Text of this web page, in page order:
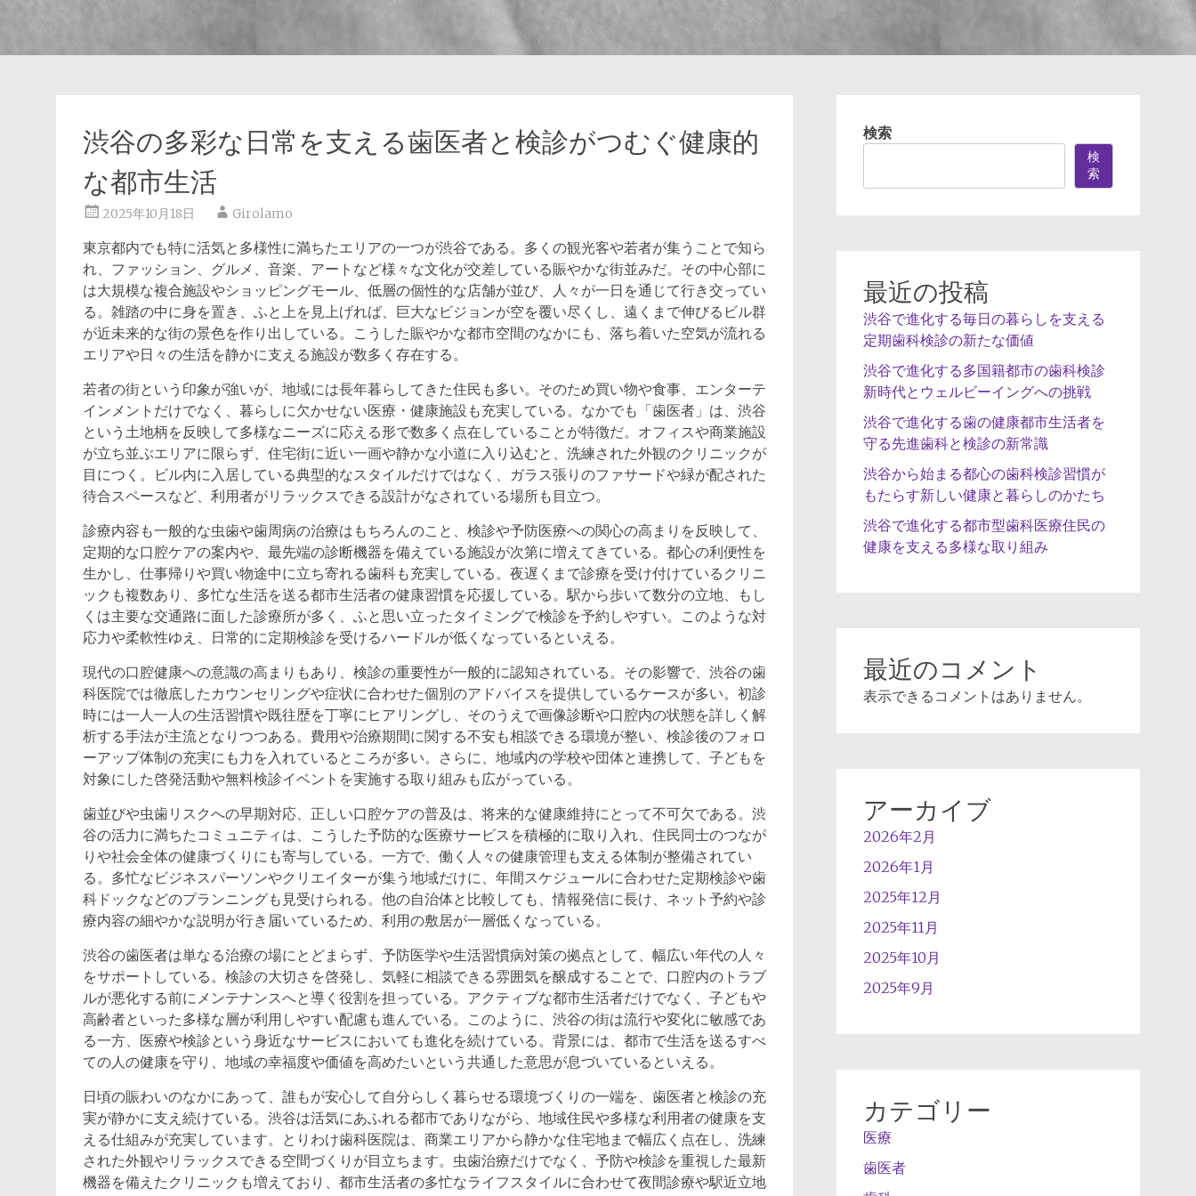
渋谷の多彩な日常を支える歯医者と検診がつむぐ健康的
な都市生活
2025年10月18日 Girolamo
東京都内でも特に活気と多様性に満ちたエリアの一つが渋谷である。 多くの観光客や若者が集うことで知ら
れ、ファッション、グルメ、音楽、アートなど様々な文化が交差している賑やかな街並みだ。その中心部に
は大規模な複合施設やショッピングモール、低層の個性的な店舗が並び、人々が一日を通じて行き交ってい
る。雑踏の中に身を置き、ふと上を見上げれば、巨大なビジョンが空を覆い尽くし、遠くまで伸びるビル群
が近未来的な街の景色を作り出している。こうした賑やかな都市空間のなかにも、落ち着いた空気が流れる
エリアや日々の生活を静かに支える施設が数多く存在する。
若者の街という印象が強いが、地域には長年暮らしてきた住民も多い。そのため買い物や食事、エンターテ
インメントだけでなく、暮らしに欠かせない医療・健康施設も充実している。なかでも「歯医者」は、渋谷
という土地柄を反映して多様なニーズに応える形で数多く点在していることが特徴だ。オフィスや商業施設
が立ち並ぶエリアに限らず、住宅街に近い一画や静かな小道に入り込むと、洗練された外観のクリニックが
目につく。ビル内に入居している典型的なスタイルだけではなく、ガラス張りのファサードや緑が配された
待合スペースなど、利用者がリラックスできる設計がなされている場所も目立つ。
診療内容も一般的な虫歯や歯周病の治療はもちろんのこと、検診や予防医療への関心の高まりを反映して、
定期的な口腔ケアの案内や、最先端の診断機器を備えている施設が次第に増えてきている。都心の利便性を
生かし、仕事帰りや買い物途中に立ち寄れる歯科も充実している。夜遅くまで診療を受け付けているクリニ
ックも複数あり、多忙な生活を送る都市生活者の健康習慣を応援している。駅から歩いて数分の立地、もし
くは主要な交通路に面した診療所が多く、ふと思い立ったタイミングで検診を予約しやすい。このような対
応力や柔軟性ゆえ、日常的に定期検診を受けるハードルが低くなっているといえる。
現代の口腔健康への意識の高まりもあり、検診の重要性が一般的に認知されている。その影響で、渋谷の歯
科医院では徹底したカウンセリングや症状に合わせた個別のアドバイスを提供しているケースが多い。初診
時には一人一人の生活習慣や既往歴を丁寧にヒアリングし、そのうえで画像診断や口腔内の状態を詳しく解
析する手法が主流となりつつある。費用や治療期間に関する不安も相談できる環境が整い、検診後のフォロ
ーアップ体制の充実にも力を入れているところが多い。さらに、地域内の学校や団体と連携して、子どもを
対象にした啓発活動や無料検診イベントを実施する取り組みも広がっている。
歯並びや虫歯リスクへの早期対応、正しい口腔ケアの普及は、将来的な健康維持にとって不可欠である。渋
谷の活力に満ちたコミュニティは、こうした予防的な医療サービスを積極的に取り入れ、住民同士のつなが
りや社会全体の健康づくりにも寄与している。一方で、働く人々の健康管理も支える体制が整備されてい
る。多忙なビジネスパーソンやクリエイターが集う地域だけに、年間スケジュールに合わせた定期検診や歯
科ドックなどのプランニングも見受けられる。他の自治体と比較しても、情報発信に長け、ネット予約や診
療内容の細やかな説明が行き届いているため、利用の敷居が一層低くなっている。
渋谷の歯医者は単なる治療の場にとどまらず、予防医学や生活習慣病対策の拠点として、幅広い年代の人々
をサポートしている。検診の大切さを啓発し、気軽に相談できる雰囲気を醸成することで、口腔内のトラブ
ルが悪化する前にメンテナンスへと導く役割を担っている。アクティブな都市生活者だけでなく、子どもや
高齢者といった多様な層が利用しやすい配慮も進んでいる。このように、渋谷の街は流行や変化に敏感であ
る一方、医療や検診という身近なサービスにおいても進化を続けている。背景には、都市で生活を送るすべ
ての人の健康を守り、地域の幸福度や価値を高めたいという共通した意思が息づいているといえる。
日頃の賑わいのなかにあって、誰もが安心して自分らしく暮らせる環境づくりの一端を、歯医者と検診の充
実が静かに支え続けている。渋谷は活気にあふれる都市でありながら、地域住民や多様な利用者の健康を支
える仕組みが充実しています。とりわけ歯科医院は、商業エリアから静かな住宅地まで幅広く点在し、洗練
された外観やリラックスできる空間づくりが目立ちます。虫歯治療だけでなく、予防や検診を重視した最新
機器を備えたクリニックも増えており、都市生活者の多忙なライフスタイルに合わせて夜間診療や駅近立地
検索
検
索
最近の投稿
渋谷で進化する毎日の暮らしを支える
定期歯科検診の新たな価値
渋谷で進化する多国籍都市の歯科検診
新時代とウェルビーイングへの挑戦
渋谷で進化する歯の健康都市生活者を
守る先進歯科と検診の新常識
渋谷から始まる都心の歯科検診習慣が
もたらす新しい健康と暮らしのかたち
渋谷で進化する都市型歯科医療住民の
健康を支える多様な取り組み
最近のコメント
表示できるコメントはありません。
アーカイブ
2026年2月
2026年1月
2025年12月
2025年11月
2025年10月
2025年9月
カテゴリー
医療
歯医者